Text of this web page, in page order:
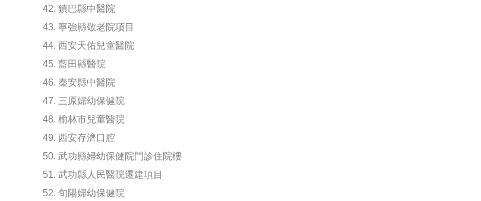
42. 鎮巴縣中醫院
43. 寧強縣敬老院項目
44. 西安天佑兒童醫院
45. 藍田縣醫院
46. 秦安縣中醫院
47. 三原婦幼保健院
48. 榆林市兒童醫院
49. 西安存濟口腔
50. 武功縣婦幼保健院門診住院樓
51. 武功縣人民醫院遷建項目
52. 旬陽婦幼保健院